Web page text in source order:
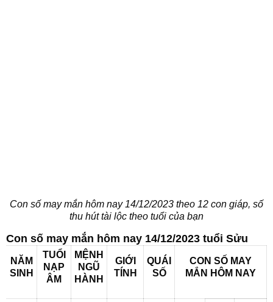
Con số may mắn hôm nay 14/12/2023 theo 12 con giáp, số
thu hút tài lộc theo tuổi của bạn
Con số may mắn hôm nay 14/12/2023 tuổi Sửu
NĂM
SINH
TUỔI
NẠP
ÂM
MỆNH
NGŨ
HÀNH
GIỚI
TÍNH
QUÁI
SỐ
CON SỐ MAY
MẮN HÔM NAY